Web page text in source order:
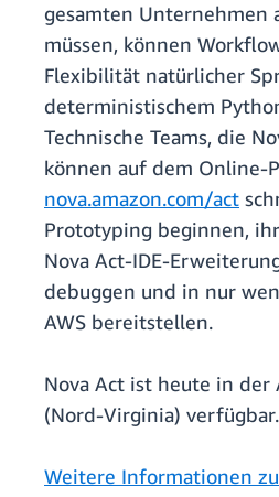
gesamten Unternehmen
müssen, können
Flexibilität natürlicher
deterministischem
Technische Teams, die
können auf dem Online-
nova.amazon.com/act
Prototyping beginnen,
Nova Act-IDE-
debuggen und in nur
AWS bereitstellen.
Nova Act ist heute in der
(Nord-Virginia) verfügbar.
Weitere Informationen